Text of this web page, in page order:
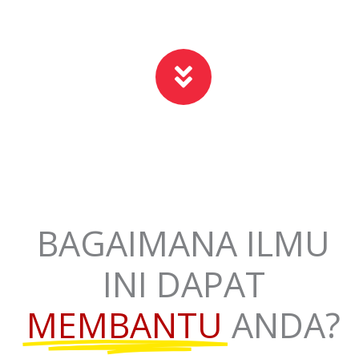
BAGAIMANA ILMU
INI DAPAT
MEMBANTU ANDA?